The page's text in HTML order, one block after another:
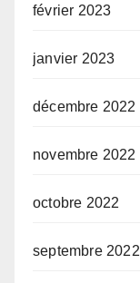
février 2023
janvier 2023
décembre 2022
novembre 2022
octobre 2022
septembre 2022